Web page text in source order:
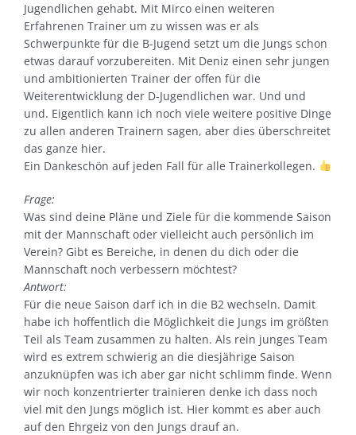
Jugendlichen gehabt. Mit Mirco einen weiteren
Erfahrenen Trainer um zu wissen was er als
Schwerpunkte für die B-Jugend setzt um die Jungs schon
etwas darauf vorzubereiten. Mit Deniz einen sehr jungen
und ambitionierten Trainer der offen für die
Weiterentwicklung der D-Jugendlichen war. Und und
und. Eigentlich kann ich noch viele weitere positive Dinge
zu allen anderen Trainern sagen, aber dies überschreitet
das ganze hier.
Ein Dankeschön auf jeden Fall für alle Trainerkollegen.
Frage:
Was sind deine Pläne und Ziele für die kommende Saison
mit der Mannschaft oder vielleicht auch persönlich im
Verein? Gibt es Bereiche, in denen du dich oder die
Mannschaft noch verbessern möchtest?
Antwort:
Für die neue Saison darf ich in die B2 wechseln. Damit
habe ich hoffentlich die Möglichkeit die Jungs im größten
Teil als Team zusammen zu halten. Als rein junges Team
wird es extrem schwierig an die diesjährige Saison
anzuknüpfen was ich aber gar nicht schlimm finde. Wenn
wir noch konzentrierter trainieren denke ich dass noch
viel mit den Jungs möglich ist. Hier kommt es aber auch
auf den Ehrgeiz von den Jungs drauf an.